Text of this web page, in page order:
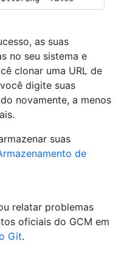
as suas
no seu sistema e
clonar uma URL de
digite suas
novamente, a menos
suas
de
relatar problemas
oficiais do GCM em
Git.